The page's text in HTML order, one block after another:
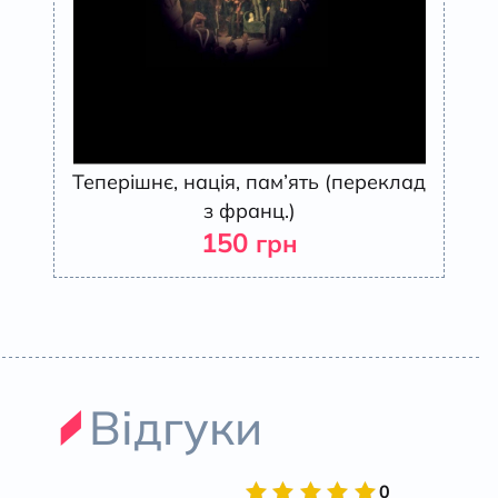
Теперішнє, нація, пам’ять (переклад
з франц.)
150 грн
Відгуки
0